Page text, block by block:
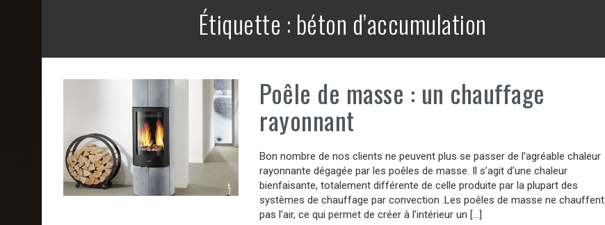
Étiquette : béton d’accumulation
Poêle de masse : un chauffage
rayonnant
Bon nombre de nos clients ne peuvent plus se passer de l’agréable chaleur
rayonnante dégagée par les poêles de masse. Il s’agit d’une chaleur
bienfaisante, totalement différente de celle produite par la plupart des
systèmes de chauffage par convection .Les poêles de masse ne chauffent
pas l’air, ce qui permet de créer à l’intérieur un […]